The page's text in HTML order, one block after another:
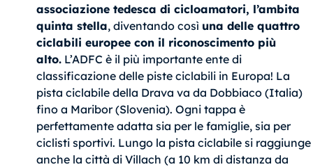
associazione tedesca di cicloamatori, l’ambita
quinta stella, diventando così una delle quattro
ciclabili europee con il riconoscimento più
alto. L’ADFC è il più importante ente di
classificazione delle piste ciclabili in Europa! La
pista ciclabile della Drava va da Dobbiaco (Italia)
fino a Maribor (Slovenia). Ogni tappa è
perfettamente adatta sia per le famiglie, sia per
ciclisti sportivi. Lungo la pista ciclabile si raggiunge
anche la città di Villach (a 10 km di distanza da